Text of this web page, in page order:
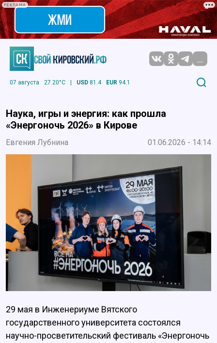
РЕКЛАМА
...
07 августа 27.20°C | USD 81.4 EUR 94.1
Наука, игры и энергия: как прошла
«Энергоночь 2026» в Кирове
Евгения Лубнина 01.06.2026 - 14:14
29 мая в Инженериуме Вятского
государственного университета состоялся
научно-просветительский фестиваль «Энергоночь